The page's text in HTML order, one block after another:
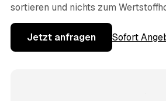
sortieren und nichts zum
Jetzt anfragen Sofort